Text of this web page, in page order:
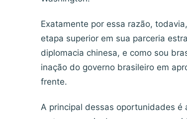
Exatamente por essa razão,
etapa superior em sua parceria
diplomacia chinesa, e como sou
inação do governo brasileiro em
frente.
A principal dessas oportunidades é